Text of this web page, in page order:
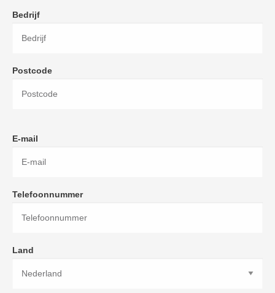
Bedrijf
Postcode
E-mail
Telefoonnummer
Land